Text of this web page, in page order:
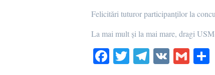
Felicitări tuturor participanților la
La mai mult și la mai mare, dragi
Fa T Te V G